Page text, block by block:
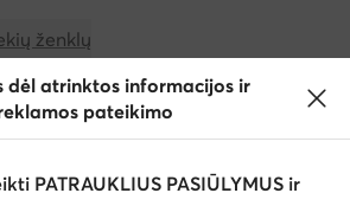
ženklų
dėl atrinktos informacijos ir
pateikimo
PATRAUKLIUS PASIŪLYMUS ir